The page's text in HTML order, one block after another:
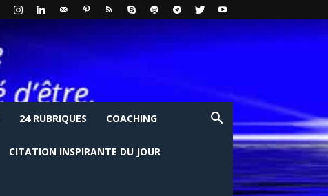
24 RUBRIQUES COACHING
CITATION INSPIRANTE DU JOUR